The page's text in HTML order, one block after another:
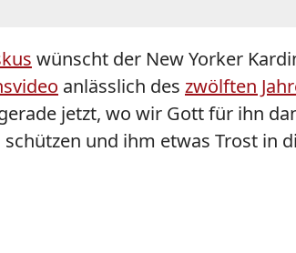
wünscht der New Yorker
anlässlich des zwölften
jetzt, wo wir Gott für ihn
und ihm etwas Trost in